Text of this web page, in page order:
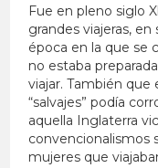
Fue en pleno siglo
grandes viajeras,
época en la que se
no estaba
viajar. También
“salvajes” podía
aquella Inglaterra
convencionalismos
mujeres que